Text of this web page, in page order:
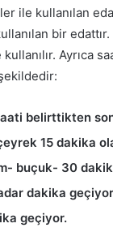
ile kullanılan
bir
kullanılır. Ayrıca
belirttikten
15 dakika
buçuk- 30
dakika
geçiyor.